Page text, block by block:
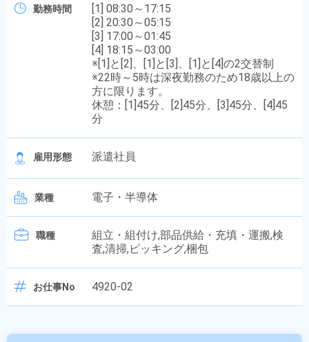
勤務時間
[1] 08:30～17:15
[2] 20:30～05:15
[3] 17:00～01:45
[4] 18:15～03:00
※[1]と[2]、[1]と[3]、[1]と[4]の2交替制
※22時～5時は深夜勤務のため18歳以上の
方に限ります。
休憩：[1]45分、[2]45分、[3]45分、[4]45
分
雇用形態 派遣社員
業種 電子・半導体
職種
組立・組付け,部品供給・充填・運搬,検
査,清掃,ピッキング,梱包
お仕事No 4920-02